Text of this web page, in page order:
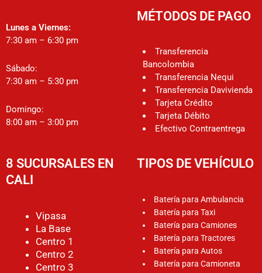
Lunes a Viernes:
7:30 am – 6:30 pm
Sábado:
7:30 am – 5:30 pm
Domingo:
8:00 am – 3:00 pm
MÉTODOS DE PAGO
Transferencia
Bancolombia
Transferencia Nequi
Transferencia Davivienda
Tarjeta Crédito
Tarjeta Débito
Efectivo Contraentrega
8 SUCURSALES EN
CALI
Vipasa
La Base
Centro 1
Centro 2
Centro 3
TIPOS DE VEHÍCULO
Batería para Ambulancia
Batería para Taxi
Batería para Camiones
Batería para Tractores
Batería para Autos
Batería para Camioneta